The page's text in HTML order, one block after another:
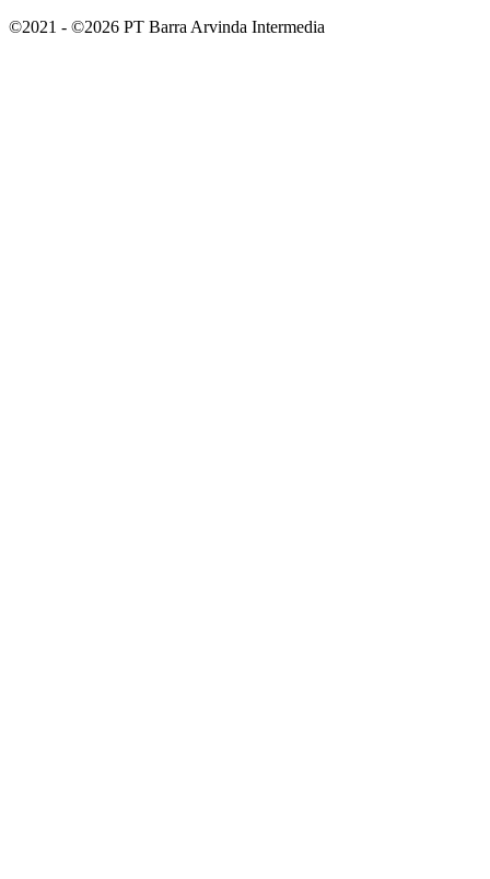
©2021 - ©2026 PT Barra Arvinda Intermedia